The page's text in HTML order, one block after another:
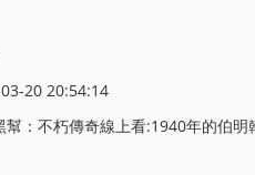
20 20:54:14
奇線上看:1940年的伯明翰，在第二次世界大戰的混亂中，湯米·謝爾比（基裡安·墨菲